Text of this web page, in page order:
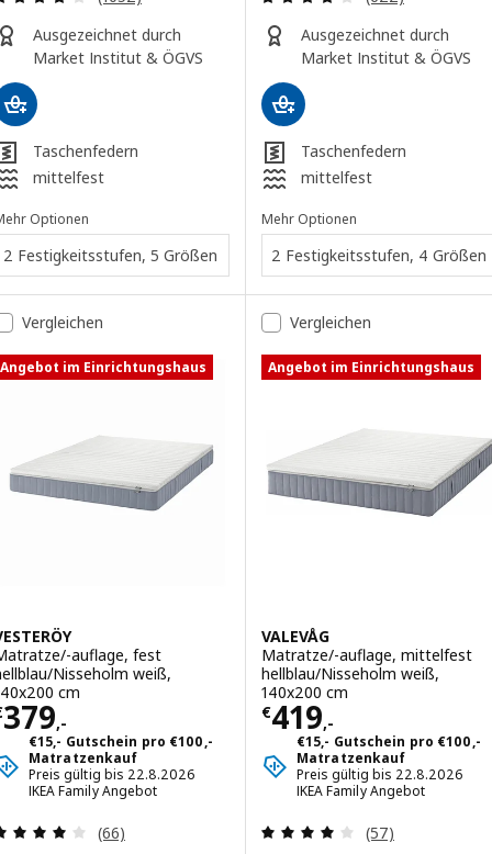
Ausgezeichnet durch
Market Institut & ÖGVS
Taschenfedern
mittelfest
Optionen
2 Festigkeitsstufen, 5 Größen
Ausgezeichnet durch
Market Institut & ÖGVS
Taschenfedern
mittelfest
Mehr Optionen
2 Festigkeitsstufen, 4 Größen
Vergleichen
Angebot im Einrichtungshaus
auflage, fest
Nisseholm weiß,
cm
379,-€ 379,-
€15,- Gutschein pro €100,-
Matratzenkauf
Preis gültig bis 22.8.2026
IKEA Family Angebot
Überprüfung: 3.9 aus 5 sterne. Bewertungen
(66)
Vergleichen
Angebot im Einrichtungshaus
VALEVÅG
Matratze/-auflage, mittelfest
hellblau/Nisseholm weiß,
140x200 cm
€419,-
Preis € 419,-
€15,- Gutschein pro €100,-
Matratzenkauf
Preis gültig bis 22.8.2026
IKEA Family Angebot
Überprüfung:
(57)